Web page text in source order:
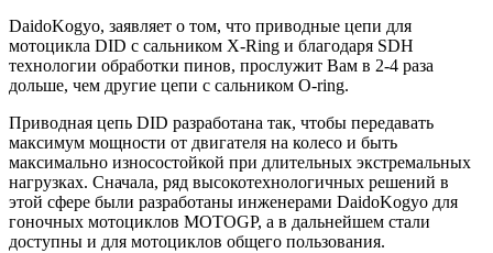
DaidoKogyo, заявляет о том, что приводные цепи для
мотоцикла DID с сальником X-Ring и благодаря SDH
технологии обработки пинов, прослужит Вам в 2-4 раза
дольше, чем другие цепи с сальником O-ring.
Приводная цепь DID разработана так, чтобы передавать
максимум мощности от двигателя на колесо и быть
максимально износостойкой при длительных экстремальных
нагрузках. Сначала, ряд высокотехнологичных решений в
этой сфере были разработаны инженерами DaidoKogyo для
гоночных мотоциклов MOTOGP, а в дальнейшем стали
доступны и для мотоциклов общего пользования.